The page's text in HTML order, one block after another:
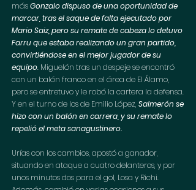
más Gonzalo dispuso de una oportunidad de
marcar, tras el saque de falta ejecutado por
Mario Saiz, pero su remate de cabeza lo detuvo
Farru que estaba realizando un gran partido,
convirtiéndose en el mejor jugador de su
equipo. Miguelón tras un despeje se encontró
con un balón franco en el área de El Álamo,
pero se entretuvo y le robó la cartera la defensa.
Y en el turno de los de Emilio López, Salmerón se
hizo con un balón en carrera, y su remate lo
repelió el meta sanagustinero.
Urías con los cambios, apostó a ganador,
situando en ataque a cuatro delanteros, y por
unos minutos dos para el gol, Losa y Richi.